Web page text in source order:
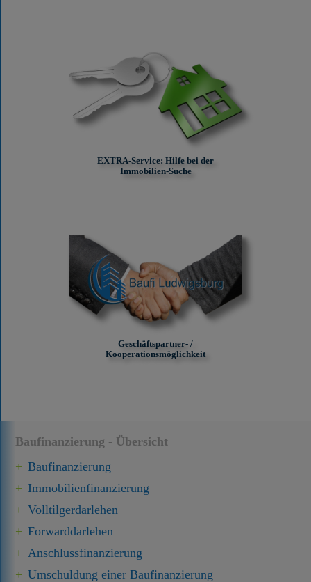
Baufinanzierung - Übersicht
Baufinanzierung
Immobilien­finanzierung
Volltilgerdarlehen
Forward­darlehen
Anschluss­finanzierung
Umschuldung einer Baufinanzierung
EXTRA-Service: Hilfe bei der
Immobilien-Suche
Geschäftspartner- /
Kooperationsmöglichkeit